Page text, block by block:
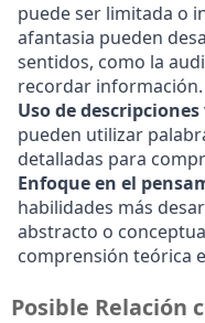
puede ser limitada o
afantasia pueden
sentidos, como la
recordar información.
Uso de
pueden utilizar
detalladas para
Enfoque en el
habilidades más
abstracto o
comprensión teórica
Posible Relación